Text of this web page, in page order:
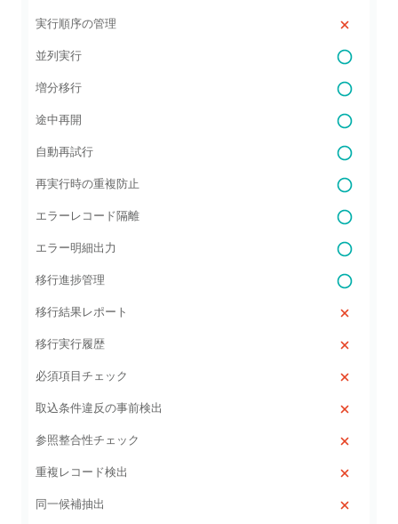
実行順序の管理
並列実行
増分移行
途中再開
自動再試行
再実行時の重複防止
エラーレコード隔離
エラー明細出力
移行進捗管理
移行結果レポート
移行実行履歴
必須項目チェック
取込条件違反の事前検出
参照整合性チェック
重複レコード検出
同一候補抽出